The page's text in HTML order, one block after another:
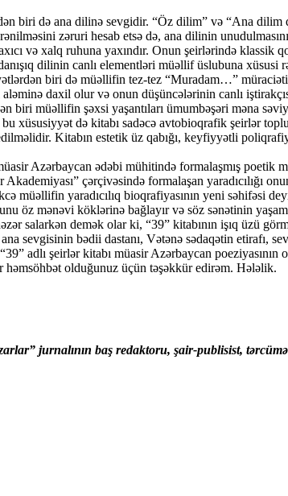
biri də ana dilinə sevgidir. “Öz dilim” və “Ana dilim
zəruri hesab etsə də, ana dilinin
və xalq ruhuna yaxındır. Onun şeirlərində klassik
dilinin canlı elementləri müəllif üslubuna xüsusi
biri də müəllifin tez-tez “Muradam…”
daxil olur və onun düşüncələrinin canlı
biri müəllifin şəxsi yaşantıları ümumbəşəri məna
xüsusiyyət də kitabı sadəcə avtobioqrafik şeirlər
Kitabın estetik üz qabığı, keyfiyyətli
Azərbaycan ədəbi mühitində formalaşmış
çərçivəsində formalaşan yaradıcılığı
müəllifin yaradıcılıq bioqrafiyasının yeni səhifəsi
öz mənəvi köklərinə bağlayır və söz sənətinin
salarkən demək olar ki, “39” kitabının işıq üzü
sevgisinin bədii dastanı, Vətənə sədaqətin etirafı,
adlı şeirlər kitabı müasir Azərbaycan poeziyasının
həmsöhbət olduğunuz üçün təşəkkür edirəm. Hələlik.
jurnalının baş redaktoru, şair-publisist,